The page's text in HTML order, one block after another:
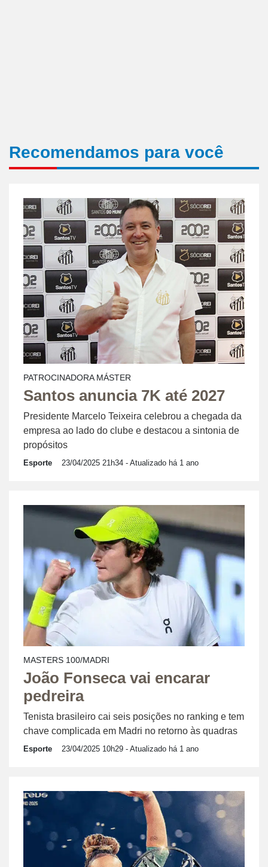
Recomendamos para você
PATROCINADORA MÁSTER
Santos anuncia 7K até 2027
Presidente Marcelo Teixeira celebrou a chegada da
empresa ao lado do clube e destacou a sintonia de
propósitos
Esporte 23/04/2025 21h34 - Atualizado há 1 ano
MASTERS 100/MADRI
João Fonseca vai encarar
pedreira
Tenista brasileiro cai seis posições no ranking e tem
chave complicada em Madri no retorno às quadras
Esporte 23/04/2025 10h29 - Atualizado há 1 ano